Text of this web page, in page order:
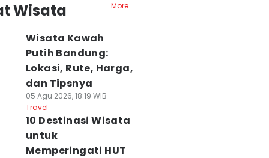
Wisata
More
Wisata Kawah
Putih Bandung:
Lokasi, Rute, Harga,
dan Tipsnya
05 Agu 2026, 18:19 WIB
Travel
10 Destinasi Wisata
untuk
Memperingati HUT